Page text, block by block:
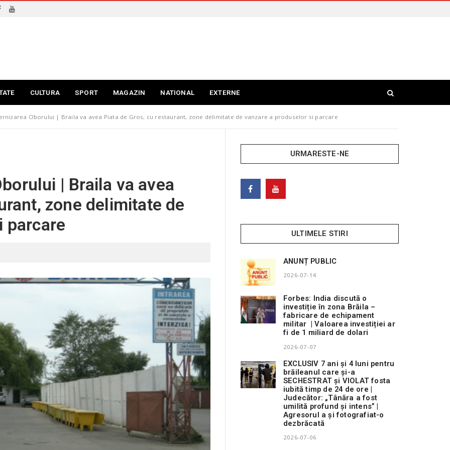
CULTURA SPORT MAGAZIN NATIONAL EXTERNE
Oborului | Braila va avea Piata de Gros, cu restaurant, zone delimitate de vanzare a produselor si parcare
| Braila va avea
zone delimitate de
parcare
URMARESTE-NE
ULTIMELE STIRI
ANUNȚ PUBLIC
2026-07-14
Forbes: India discută o
investiție în zona Brăila –
fabricare de echipament
militar | Valoarea investiției ar
fi de 1 miliard de dolari
2026-07-07
EXCLUSIV 7 ani și 4 luni pentru
brăileanul care și-a
SECHESTRAT și VIOLAT fosta
iubită timp de 24 de ore |
Judecător: „Tânăra a fost
umilită profund și intens” |
Agresorul a și fotografiat-o
dezbrăcată
2026-07-06